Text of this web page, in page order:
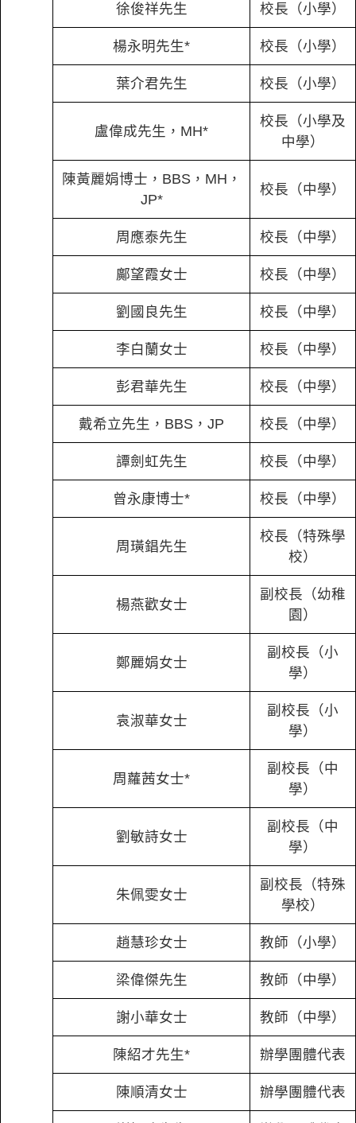
徐俊祥先生 校長（小學）
楊永明先生* 校長（小學）
葉介君先生 校長（小學）
盧偉成先生，MH*
校長（小學及
中學）
陳黃麗娟博士，BBS，MH，
JP*
校長（中學）
周應泰先生 校長（中學）
鄺望霞女士 校長（中學）
劉國良先生 校長（中學）
李白蘭女士 校長（中學）
彭君華先生 校長（中學）
戴希立先生，BBS，JP 校長（中學）
譚劍虹先生 校長（中學）
曾永康博士* 校長（中學）
周璜錩先生
校長（特殊學
校）
楊燕歡女士
副校長（幼稚
園）
鄭麗娟女士
副校長（小
學）
袁淑華女士
副校長（小
學）
周蘿茜女士*
副校長（中
學）
劉敏詩女士
副校長（中
學）
朱佩雯女士
副校長（特殊
學校）
趙慧珍女士 教師（小學）
梁偉傑先生 教師（中學）
謝小華女士 教師（中學）
陳紹才先生* 辦學團體代表
陳順清女士 辦學團體代表